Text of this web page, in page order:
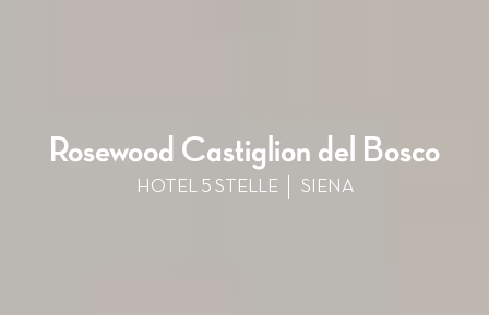
Rosewood Castiglion del Bosco
HOTEL 5 STELLE SIENA